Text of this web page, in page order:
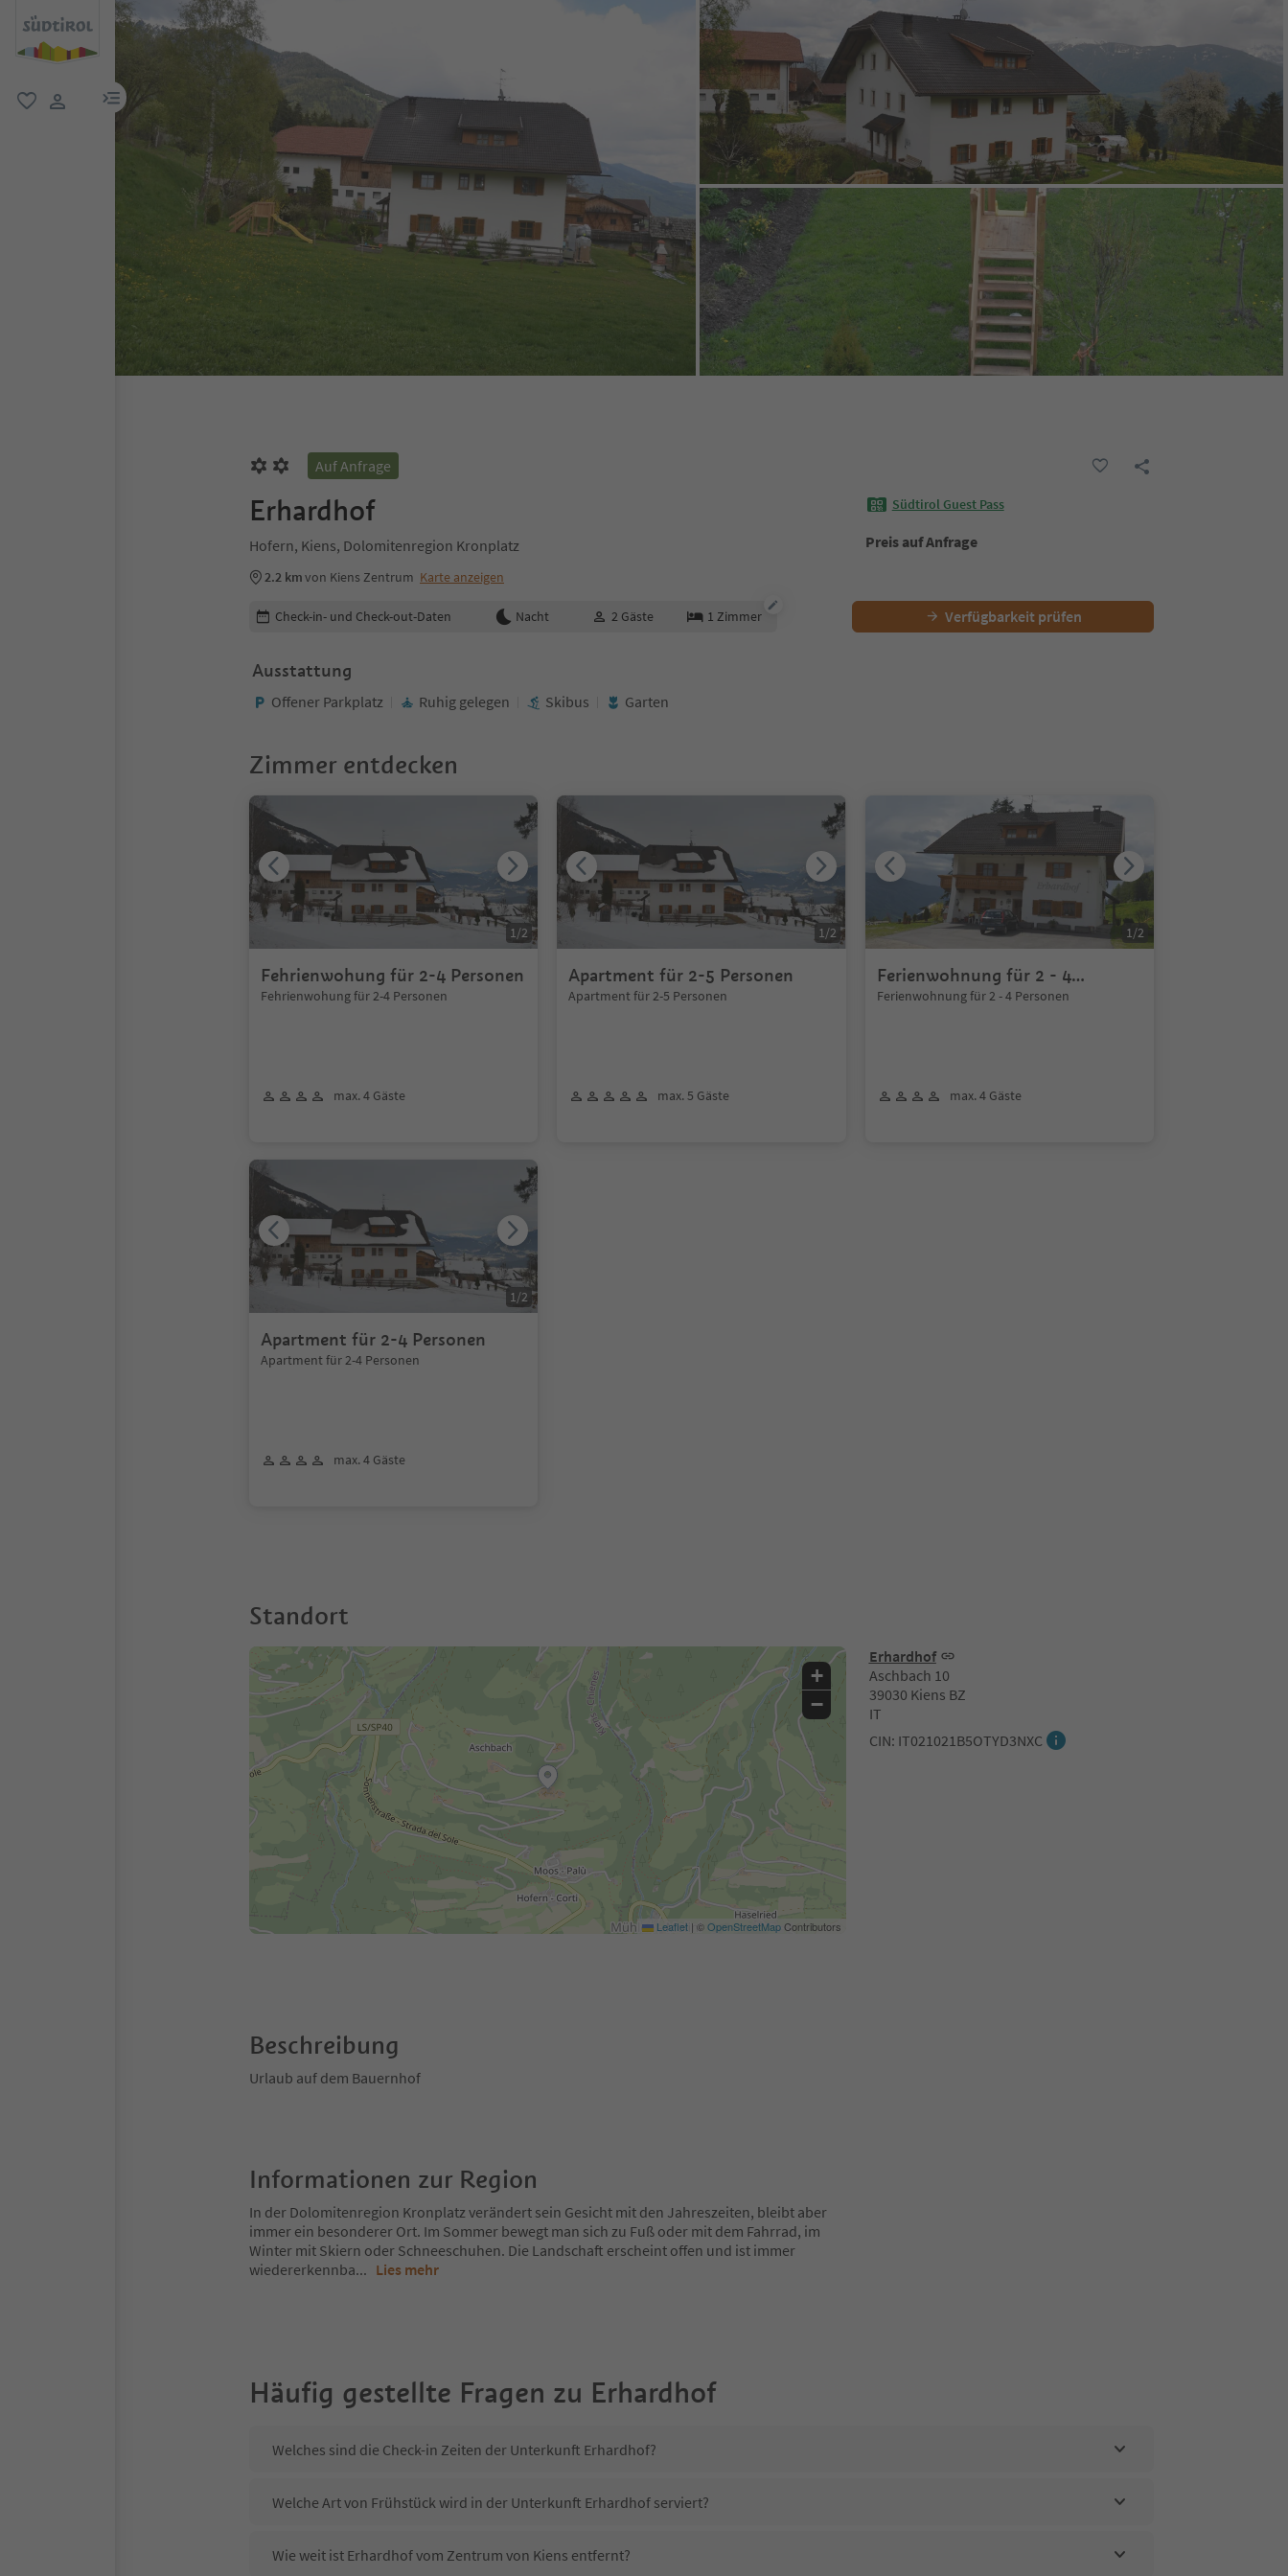
menu link
Auf Anfrage
Erhardhof
Hofern, Kiens, Dolomitenregion Kronplatz
2.2 kmvon Kiens Zentrum Karte anzeigen
Südtirol Guest Pass
Preis auf Anfrage
Buchungsdetails bearbeiten
Check-in- und Check-out-Daten Nacht 2 Gäste 1 Zimmer Verfügbarkeit prüfen
Ausstattung
Offener Parkplatz Ruhig gelegen Skibus Garten
Zimmer entdecken
Fehrienwohung für 2-4 Personen
Fehrienwohung für 2-4 Personen
max. 4 Gäste
1/2
Apartment für 2-5 Personen
Apartment für 2-5 Personen
max. 5 Gäste
1/2
Ferienwohnung für 2 - 4
Personen
Ferienwohnung für 2 - 4 Personen
max. 4 Gäste
1/2
Apartment für 2-4 Personen
Apartment für 2-4 Personen
max. 4 Gäste
1/2
Standort
Erhardhof
Aschbach 10
39030 Kiens BZ
IT
CIN: IT021021B5OTYD3NXC
+
−
Leaflet | ©OpenStreetMapContributors
Beschreibung
Urlaub auf dem Bauernhof
Informationen zur Region
In der Dolomitenregion Kronplatz verändert sein Gesicht mit den Jahreszeiten, bleibt aber
immer ein besonderer Ort. Im Sommer bewegt man sich zu Fuß oder mit dem Fahrrad, im
Winter mit Skiern oder Schneeschuhen. Die Landschaft erscheint offen und ist immer
wiedererkennba... Lies mehr
Häufig gestellte Fragen zu Erhardhof
Welches sind die Check-in Zeiten der Unterkunft Erhardhof?
Welche Art von Frühstück wird in der Unterkunft Erhardhof serviert?
Wie weit ist Erhardhof vom Zentrum von Kiens entfernt?